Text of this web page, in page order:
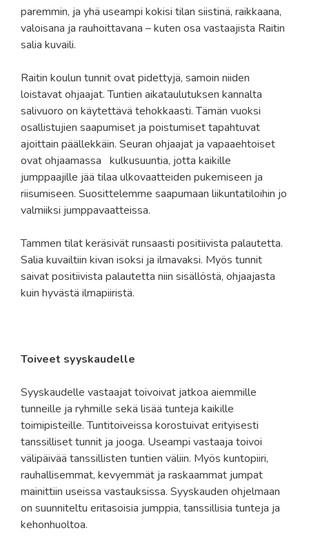
paremmin, ja yhä useampi kokisi tilan siistinä, raikkaana,
valoisana ja rauhoittavana – kuten osa vastaajista Raitin
salia kuvaili.
Raitin koulun tunnit ovat pidettyjä, samoin niiden
loistavat ohjaajat. Tuntien aikataulutuksen kannalta
salivuoro on käytettävä tehokkaasti. Tämän vuoksi
osallistujien saapumiset ja poistumiset tapahtuvat
ajoittain päällekkäin. Seuran ohjaajat ja vapaaehtoiset
ovat ohjaamassa kulkusuuntia, jotta kaikille
jumppaajille jää tilaa ulkovaatteiden pukemiseen ja
riisumiseen. Suosittelemme saapumaan liikuntatiloihin jo
valmiiksi jumppavaatteissa.
Tammen tilat keräsivät runsaasti positiivista palautetta.
Salia kuvailtiin kivan isoksi ja ilmavaksi. Myös tunnit
saivat positiivista palautetta niin sisällöstä, ohjaajasta
kuin hyvästä ilmapiiristä.
Toiveet syyskaudelle
Syyskaudelle vastaajat toivoivat jatkoa aiemmille
tunneille ja ryhmille sekä lisää tunteja kaikille
toimipisteille. Tuntitoiveissa korostuivat erityisesti
tanssilliset tunnit ja jooga. Useampi vastaaja toivoi
välipäivää tanssillisten tuntien väliin. Myös kuntopiiri,
rauhallisemmat, kevyemmät ja raskaammat jumpat
mainittiin useissa vastauksissa. Syyskauden ohjelmaan
on suunniteltu eritasoisia jumppia, tanssillisia tunteja ja
kehonhuoltoa.